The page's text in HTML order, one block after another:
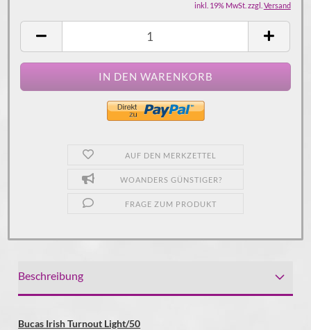
inkl. 19% MwSt. zzgl. Versand
AUF DEN MERKZETTEL
WOANDERS GÜNSTIGER?
FRAGE ZUM PRODUKT
Beschreibung
Bucas Irish Turnout Light/50